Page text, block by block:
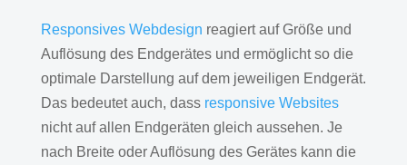
Responsives Webdesign reagiert auf Größe und
Auflösung des Endgerätes und ermöglicht so die
optimale Darstellung auf dem jeweiligen Endgerät.
Das bedeutet auch, dass responsive Websites
nicht auf allen Endgeräten gleich aussehen. Je
nach Breite oder Auflösung des Gerätes kann die